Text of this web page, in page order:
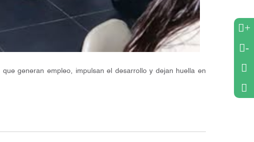
generan empleo, impulsan el desarrollo y dejan huella en
+
-